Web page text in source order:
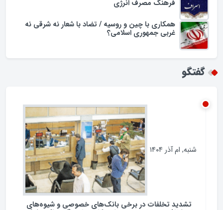
مجریان تراز زبان فارسی در همایش؛ سقوط فرهنگی
اسراف در مصرف سوخت در ایران؛ لزوم بازنگری در